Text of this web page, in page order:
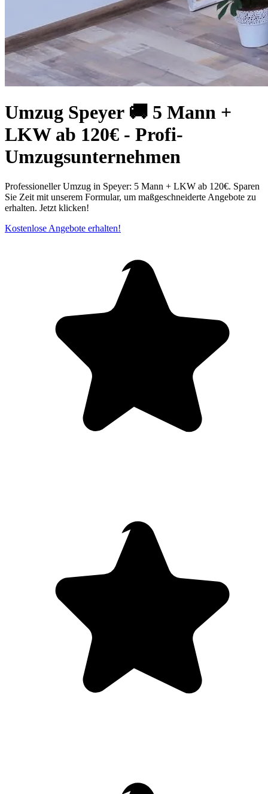
Umzug Speyer 🚚 5 Mann +
LKW ab 120€ - Profi-
Umzugsunternehmen
Professioneller Umzug in Speyer: 5 Mann + LKW ab 120€. Sparen
Sie Zeit mit unserem Formular, um maßgeschneiderte Angebote zu
erhalten. Jetzt klicken!
Kostenlose Angebote erhalten!